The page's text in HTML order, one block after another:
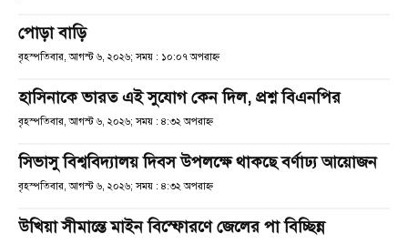
পোড়া বাড়ি
বৃহস্পতিবার, আগস্ট ৬, ২০২৬; সময় : ১০:০৭ অপরাহ্ণ
হাসিনাকে ভারত এই সুযোগ কেন দিল, প্রশ্ন বিএনপির
বৃহস্পতিবার, আগস্ট ৬, ২০২৬; সময় : ৪:৩২ অপরাহ্ণ
সিভাসু বিশ্ববিদ্যালয় দিবস উপলক্ষে থাকছে বর্ণাঢ্য আয়োজন
বৃহস্পতিবার, আগস্ট ৬, ২০২৬; সময় : ৪:৩২ অপরাহ্ণ
উখিয়া সীমান্তে মাইন বিস্ফোরণে জেলের পা বিচ্ছিন্ন